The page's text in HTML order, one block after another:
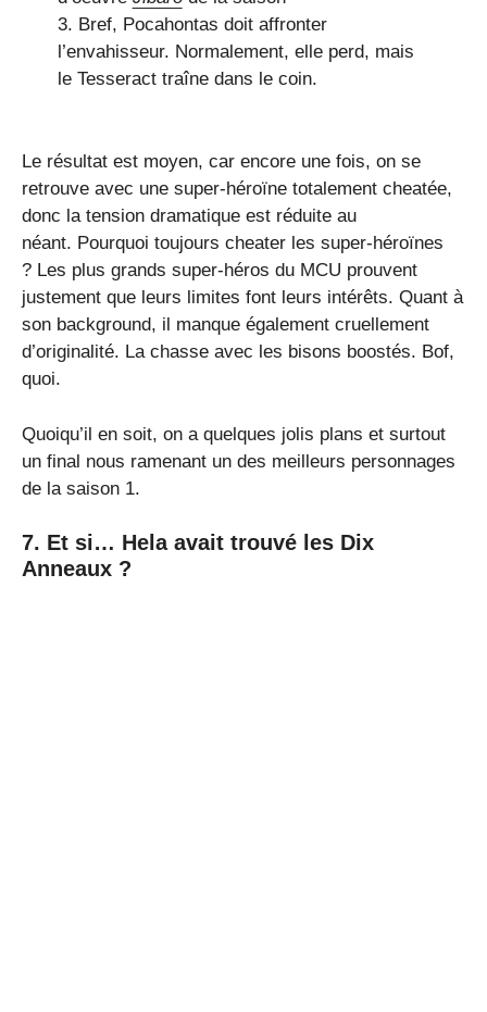
3. Bref, Pocahontas doit affronter
l’envahisseur. Normalement, elle perd, mais
le Tesseract traîne dans le coin.
Le résultat est moyen, car encore une fois, on se
retrouve avec une super-héroïne totalement cheatée,
donc la tension dramatique est réduite au
néant. Pourquoi toujours cheater les super-héroïnes
? Les plus grands super-héros du MCU prouvent
justement que leurs limites font leurs intérêts. Quant à
son background, il manque également cruellement
d’originalité. La chasse avec les bisons boostés. Bof,
quoi.
Quoiqu’il en soit, on a quelques jolis plans et surtout
un final nous ramenant un des meilleurs personnages
de la saison 1.
7. Et si… Hela avait trouvé les Dix
Anneaux ?